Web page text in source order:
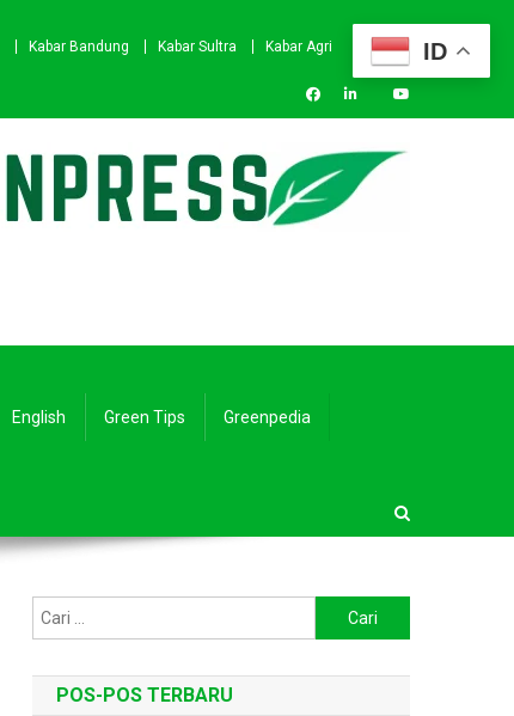
Kabar Bandung Kabar Sultra
Kabar Agri
English Green Tips Greenpedia
untuk:
POS-POS TERBARU
ID